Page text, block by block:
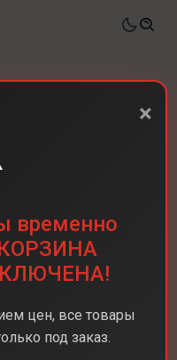
×
временно
цен, все товары
под заказ.